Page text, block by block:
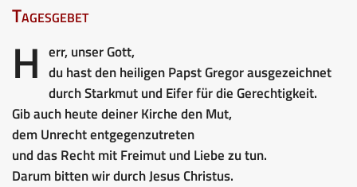
Tagesgebet
H err, unser Gott,
du hast den heiligen Papst Gregor ausgezeichnet
durch Starkmut und Eifer für die Gerechtigkeit.
Gib auch heute deiner Kirche den Mut,
dem Unrecht entgegenzutreten
und das Recht mit Freimut und Liebe zu tun.
Darum bitten wir durch Jesus Christus.